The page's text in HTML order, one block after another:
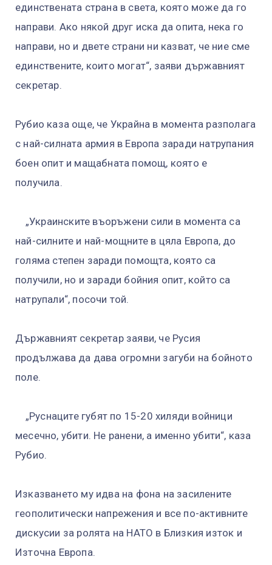
единствената страна в света, която може да го
направи. Ако някой друг иска да опита, нека го
направи, но и двете страни ни казват, че ние сме
единствените, които могат“, заяви държавният
секретар.
Рубио каза още, че Украйна в момента разполага
с най-силната армия в Европа заради натрупания
боен опит и мащабната помощ, която е
получила.
„Украинските въоръжени сили в момента са
най-силните и най-мощните в цяла Европа, до
голяма степен заради помощта, която са
получили, но и заради бойния опит, който са
натрупали“, посочи той.
Държавният секретар заяви, че Русия
продължава да дава огромни загуби на бойното
поле.
„Руснаците губят по 15-20 хиляди войници
месечно, убити. Не ранени, а именно убити“, каза
Рубио.
Изказването му идва на фона на засилените
геополитически напрежения и все по-активните
дискусии за ролята на НАТО в Близкия изток и
Източна Европа.